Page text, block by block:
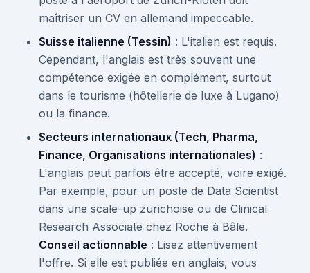
maîtriser un CV en allemand impeccable.
Suisse italienne (Tessin) : L'italien est requis.
Cependant, l'anglais est très souvent une
compétence exigée en complément, surtout
dans le tourisme (hôtellerie de luxe à Lugano)
ou la finance.
Secteurs internationaux (Tech, Pharma,
Finance, Organisations internationales) :
L'anglais peut parfois être accepté, voire exigé.
Par exemple, pour un poste de Data Scientist
dans une scale-up zurichoise ou de Clinical
Research Associate chez Roche à Bâle.
Conseil actionnable : Lisez attentivement
l'offre. Si elle est publiée en anglais, vous